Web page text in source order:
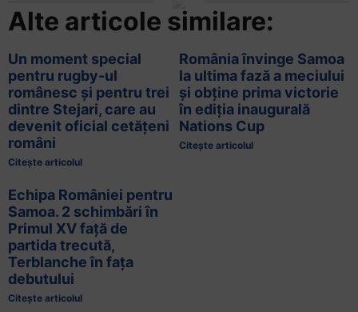
Alte articole similare:
Un moment special
pentru rugby-ul
românesc și pentru trei
dintre Stejari, care au
devenit oficial cetățeni
români
Citește articolul
România învinge Samoa
la ultima fază a meciului
și obține prima victorie
în ediția inaugurală
Nations Cup
Citește articolul
Echipa României pentru
Samoa. 2 schimbări în
Primul XV față de
partida trecută,
Terblanche în fața
debutului
Citește articolul